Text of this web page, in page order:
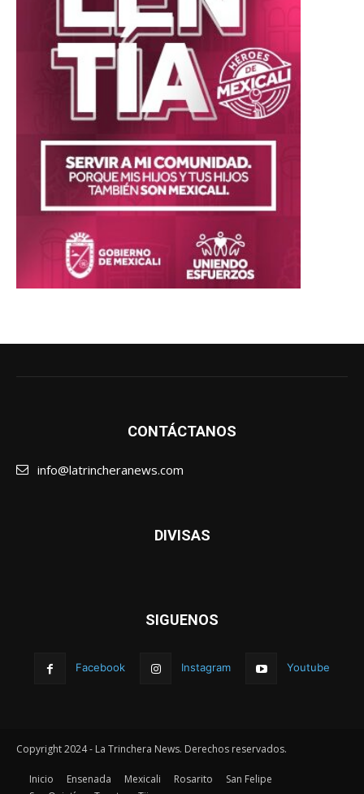
CONTÁCTANOS
info@latrincheranews.com
DIVISAS
SIGUENOS
Facebook Instagram Youtube
Copyright 2024 - La Trinchera News. Derechos reservados.
Inicio Ensenada Mexicali Rosarito
San Felipe